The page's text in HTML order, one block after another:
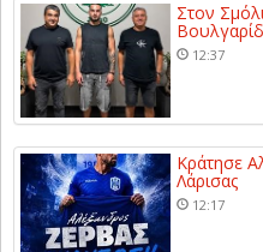
Στον
12:37
Κράτησε
Λάρισας
12:17